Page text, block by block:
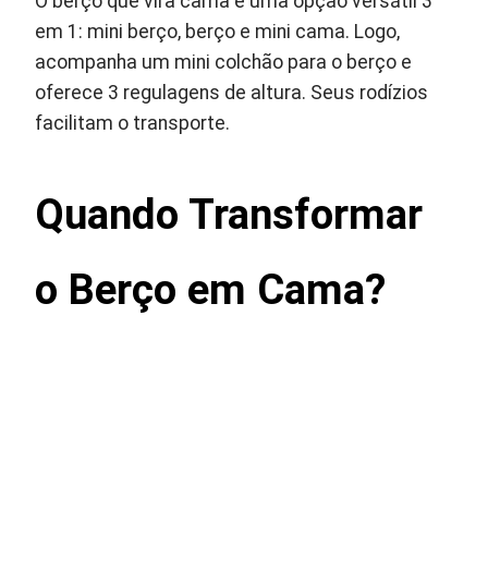
em 1: mini berço, berço e mini cama. Logo,
acompanha um mini colchão para o berço e
oferece 3 regulagens de altura. Seus rodízios
facilitam o transporte.
Quando Transformar
o Berço em Cama?